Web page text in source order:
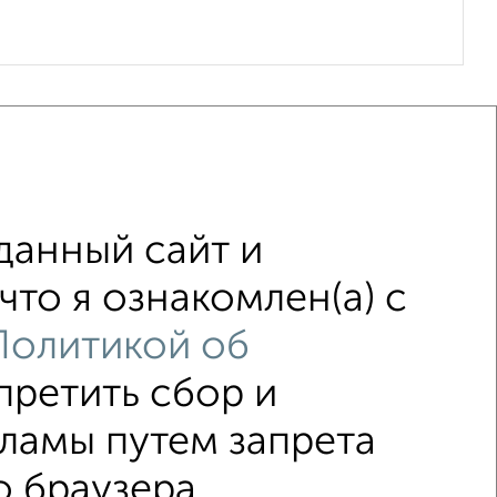
этаже не последний этаж
площадью до 10 м²
сайт и
я ознакомлен(а) с
об
сбор и
путем запрета